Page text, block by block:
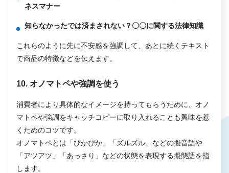
ネスマナー
知らなかったでは済まされない？〇〇に関する法律知識
これらのように先に不安感を強調して、あとに続くテキスト
で商品の特徴などを伝えます。
10. オノマトペや強調を使う
消費者により具体的なイメージを持ってもらうために、オノ
マトペや強調をキャッチコピーに取り入れることも興味を惹
くためのコツです。
オノマトペとは「ぴかぴか」「ズルズル」などの擬音語や
「アツアツ」「あっさり」などの状態を表現する擬態語を指
します。